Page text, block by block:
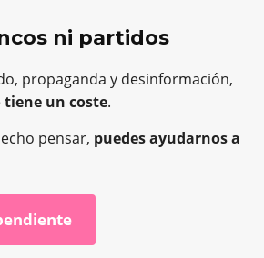
ni partidos
propaganda y desinformación,
un coste.
pensar, puedes ayudarnos a